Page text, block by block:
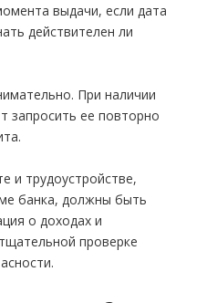
выдачи, если дата
действителен ли
При наличии
ее повторно
и трудоустройстве,
банка, должны быть
о доходах и
проверке